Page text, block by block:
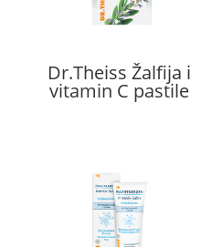
Dr.Theiss Žalfija i
vitamin C pastile